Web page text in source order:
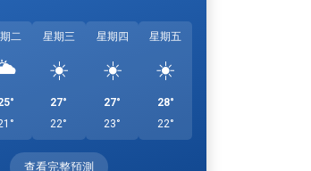
二 星期三
☀️
27°
22°
星期四
☀️
27°
23°
星期五
☀️
28°
22°
查看完整預測